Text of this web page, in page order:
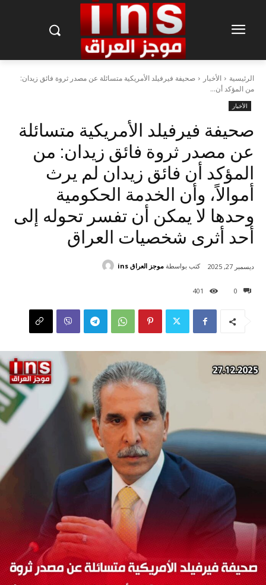
الرئيسية الأخبار
صحيفة فيرفيلد الأمريكية متسائلة عن مصدر ثروة فائق زيدان:
من المؤكد أن...
الأخبار
صحيفة فيرفيلد الأمريكية متسائلة
عن مصدر ثروة فائق زيدان: من
المؤكد أن فائق زيدان لم يرث
أموالاً، وأن الخدمة الحكومية
وحدها لا يمكن أن تفسر تحوله إلى
أحد أثرى شخصيات العراق
0
401
ديسمبر 27, 2025 كتب بواسطة موجز العراق ins